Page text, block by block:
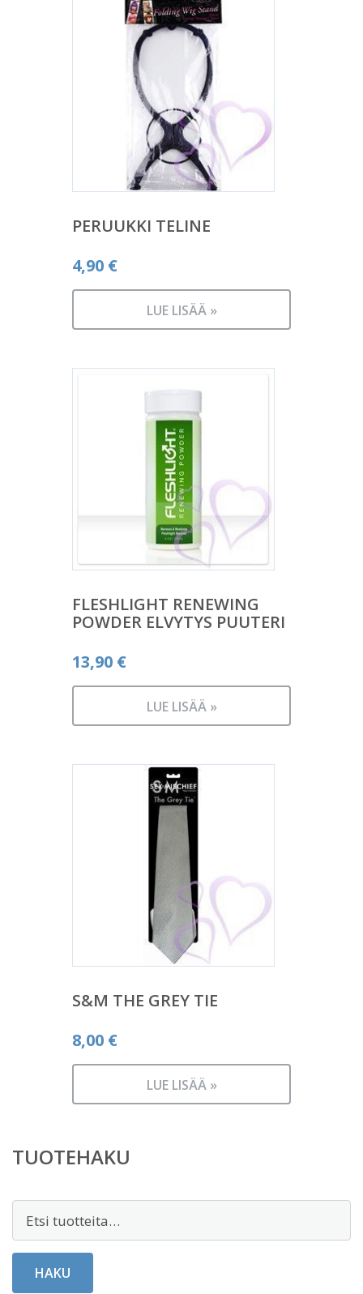
PERUUKKI TELINE
4,90 €
LUE LISÄÄ »
FLESHLIGHT RENEWING
POWDER ELVYTYS PUUTERI
13,90 €
LUE LISÄÄ »
S&M THE GREY TIE
8,00 €
LUE LISÄÄ »
TUOTEHAKU
HAKU